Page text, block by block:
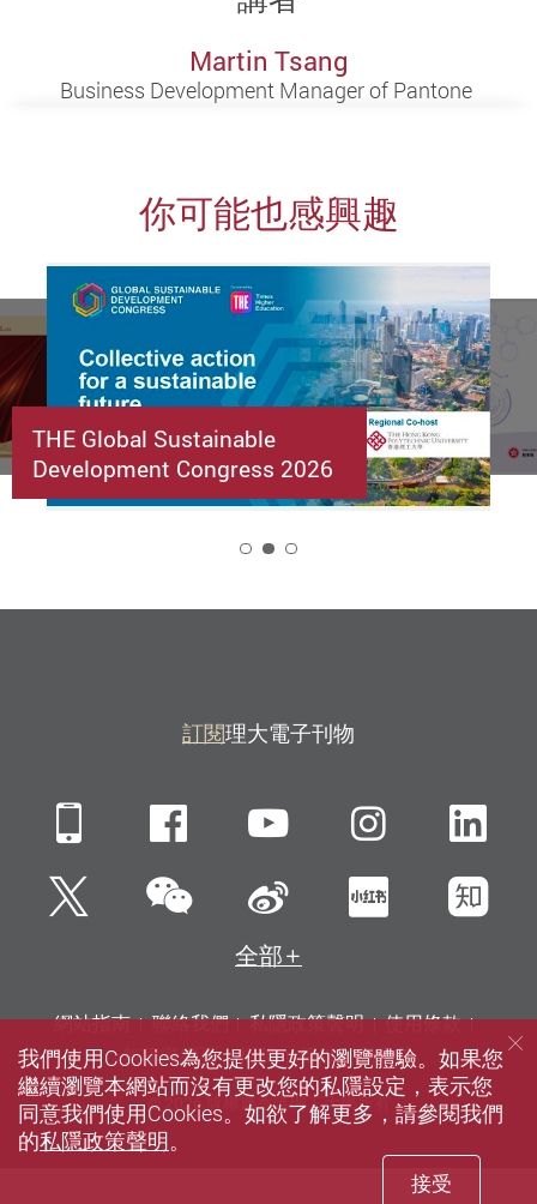
Martin Tsang
Business Development Manager of Pantone
你可能也感興趣
THE Global Sustainable
Development Congress 2026
訂閱理大電子刊物
Mobile FacebookYouTube
Twitter微信 新浪微博小紅書知
全部
網站指南 聯絡我們 私隱政策聲明
使用條款
無障礙網頁
招聘 傳媒 圖書館
© 2026 版權屬香港理工大學所有
我們使用Cookies為您提供更好的瀏覽體驗。如果您
繼續瀏覽本網站而沒有更改您的私隱設定，表示您
同意我們使用Cookies。如欲了解更多，請參閱我們
的私隱政策聲明。
接受